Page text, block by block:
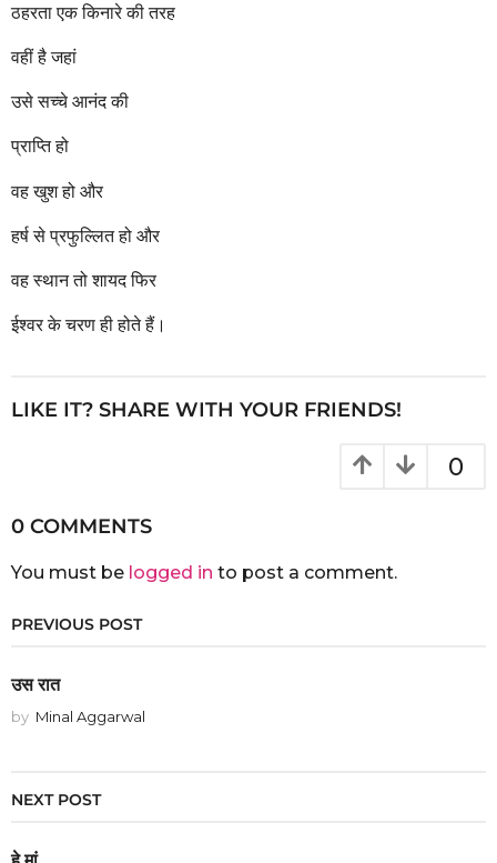
ठहरता एक किनारे की तरह
वहीं है जहां
उसे सच्चे आनंद की
प्राप्ति हो
वह खुश हो और
हर्ष से प्रफुल्लित हो और
वह स्थान तो शायद फिर
ईश्वर के चरण ही होते हैं।
LIKE IT? SHARE WITH YOUR FRIENDS!
0
0 COMMENTS
You must be logged in to post a comment.
PREVIOUS POST
उस रात
by Minal Aggarwal
NEXT POST